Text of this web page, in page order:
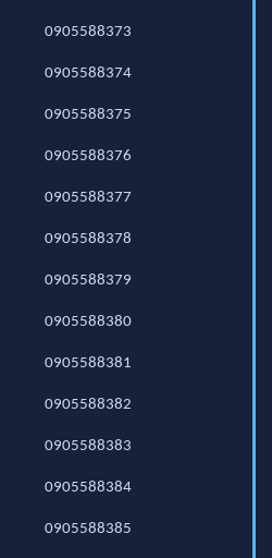
0905588373
0905588374
0905588375
0905588376
0905588377
0905588378
0905588379
0905588380
0905588381
0905588382
0905588383
0905588384
0905588385